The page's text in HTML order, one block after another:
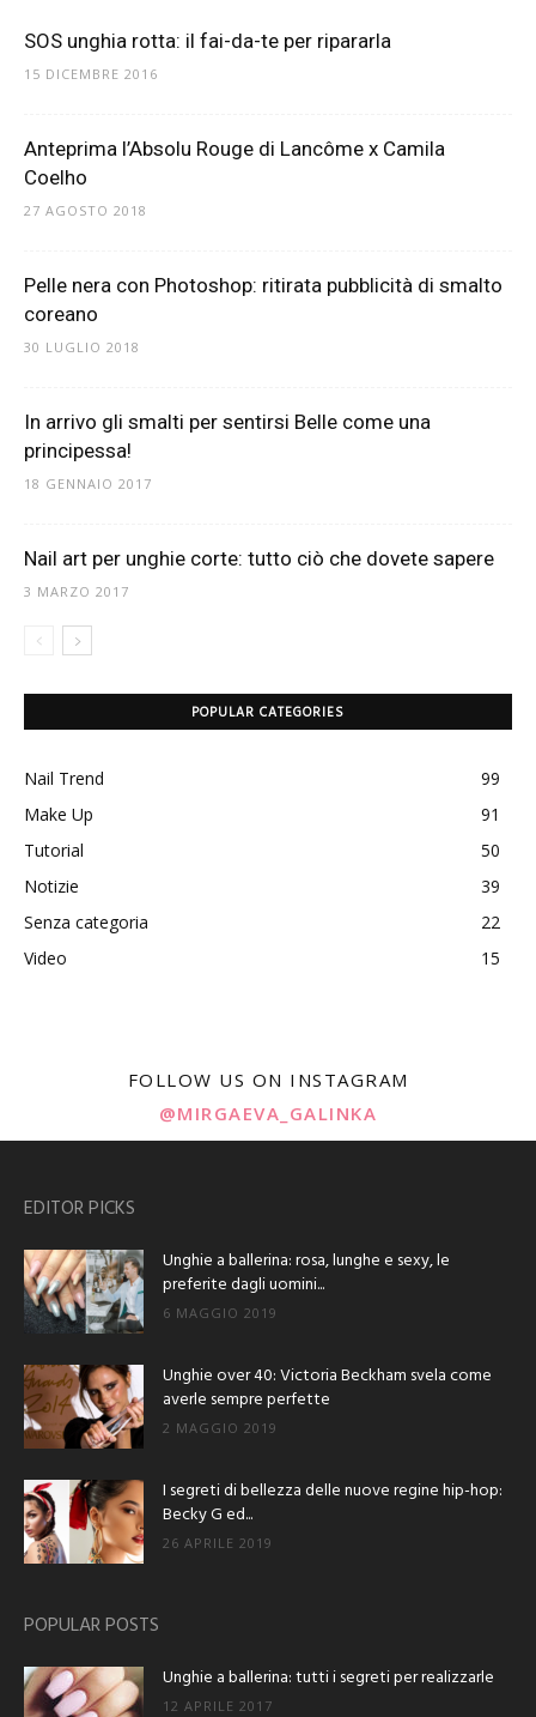
SOS unghia rotta: il fai-da-te per ripararla
15 DICEMBRE 2016
Anteprima l’Absolu Rouge di Lancôme x Camila
Coelho
27 AGOSTO 2018
Pelle nera con Photoshop: ritirata pubblicità di smalto
coreano
30 LUGLIO 2018
In arrivo gli smalti per sentirsi Belle come una
principessa!
18 GENNAIO 2017
Nail art per unghie corte: tutto ciò che dovete sapere
3 MARZO 2017
POPULAR CATEGORIES
Nail Trend
99
Make Up
91
Tutorial
50
Notizie
39
Senza categoria
22
Video
15
FOLLOW US ON INSTAGRAM
@MIRGAEVA_GALINKA
EDITOR PICKS
Unghie a ballerina: rosa, lunghe e sexy, le
preferite dagli uomini...
6 MAGGIO 2019
Unghie over 40: Victoria Beckham svela come
averle sempre perfette
2 MAGGIO 2019
I segreti di bellezza delle nuove regine hip-hop:
Becky G ed...
26 APRILE 2019
POPULAR POSTS
Unghie a ballerina: tutti i segreti per realizzarle
12 APRILE 2017